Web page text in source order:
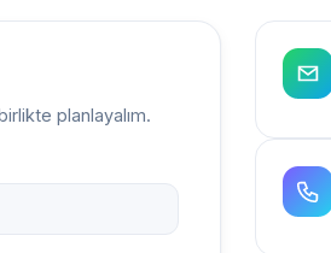
planlayalım.